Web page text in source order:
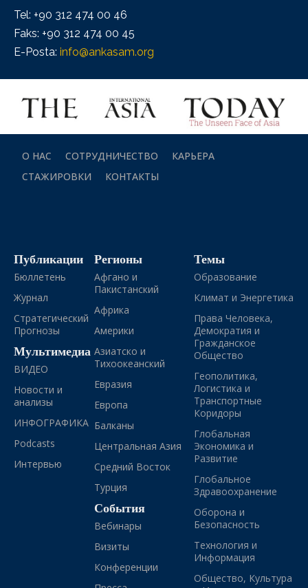
Tel: +90 312 474 00 46
Faks: +90 312 474 00 45
E-Posta: info@ankasam.org
О НАС СОТРУДНИЧЕСТВО
КАРЬЕРА
СТАЖИРОВКИ
КОНТАКТЫ
Публикации
Бюллетень
Журнал
Стратегический
Прогнозы
Мультимедиа
ВИДЕО
Новости и
анализы
ИНФОГРАФИКА
Podcasts
Интервью
Регионы
Афгано и
Пакистанский
Африка
Америки
Азиатско и
Тихоокеанский
Евразия
Европа
Балканы
Центральная Азия
Средний Восток
Турция
События
Вебинары
Визиты
Конференции
Темы
Образование
Климат и Энергетика
Права Человека,
Демократия и
Гражданское
Общество
Геополитика,
Логистика и
Транспортные
Коридоры
Глобальная
Экономика и
Развитие
Глобальное
Здравоохранение
Оборона и
Безопасность
Технология и
Информация
Общество, Культура